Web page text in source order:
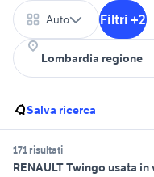
Auto Filtri +2
Salva ricerca
171 risultati
RENAULT Twingo usata